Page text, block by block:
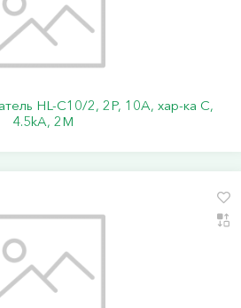
HL-C10/2, 2P, 10A, хар-ка C,
4.5kA, 2M